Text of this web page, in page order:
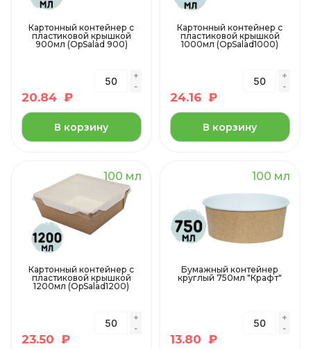
Картонный контейнер с
пластиковой крышкой
900мл (OpSalad 900)
20.84 ₽
В корзину
Картонный контейнер с
пластиковой крышкой
1000мл (OpSalad1000)
24.16 ₽
В корзину
100 мл
Картонный контейнер с
пластиковой крышкой
1200мл (OpSalad1200)
23.50 ₽
100 мл
Бумажный контейнер
круглый 750мл "Крафт"
13.80 ₽